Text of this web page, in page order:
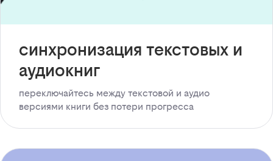
синхронизация текстовых и
аудиокниг
переключайтесь между текстовой и аудио
версиями книги без потери прогресса